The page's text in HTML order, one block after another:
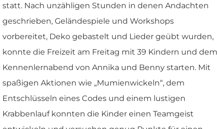
statt. Nach unzähligen Stunden in denen Andachten
geschrieben, Geländespiele und Workshops
vorbereitet, Deko gebastelt und Lieder geübt wurden,
konnte die Freizeit am Freitag mit 39 Kindern und dem
Kennenlernabend von Annika und Benny starten. Mit
spaßigen Aktionen wie „Mumienwickeln“, dem
Entschlüsseln eines Codes und einem lustigen
Krabbenlauf konnten die Kinder einen Teamgeist